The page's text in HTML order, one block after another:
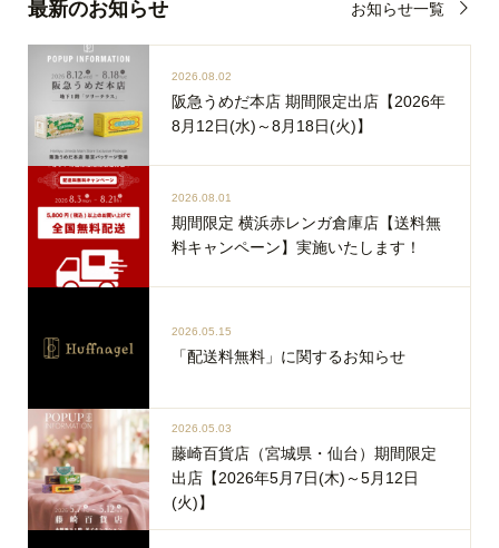
最新のお知らせ お知らせ一覧
2026.08.02
阪急うめだ本店 期間限定出店【2026年
8月12日(水)～8月18日(火)】
2026.08.01
期間限定 横浜赤レンガ倉庫店【送料無
料キャンペーン】実施いたします！
2026.05.15
「配送料無料」に関するお知らせ
2026.05.03
藤崎百貨店（宮城県・仙台）期間限定
出店【2026年5月7日(木)～5月12日
(火)】